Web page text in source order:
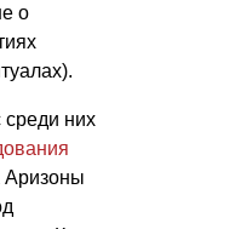
о
них
Аризоны